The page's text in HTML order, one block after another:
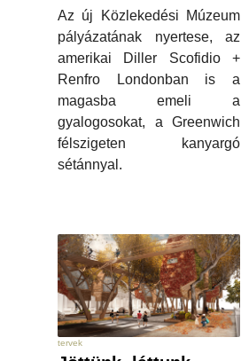
Az új Közlekedési Múzeum
pályázatának nyertese, az
amerikai Diller Scofidio +
Renfro Londonban is a
magasba emeli a
gyalogosokat, a Greenwich
félszigeten kanyargó
sétánnyal.
tervek